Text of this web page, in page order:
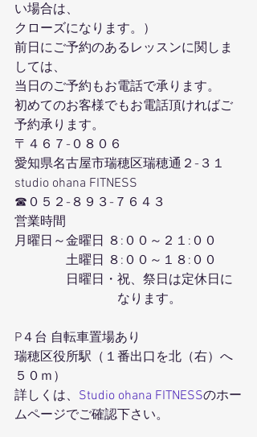
い場合は、
クローズになります。）
前日にご予約のあるレッスンに関しま
しては、
当日のご予約もお電話で承ります。
初めてのお客様でもお電話頂ければご
予約承ります。
〒４６７-０８０６
愛知県名古屋市瑞穂区瑞穂通２-３１
studio ohana FITNESS
☎０５２-８９３-７６４３
営業時間
月曜日～金曜日 ８:００～２１:００
土曜日 ８:００～１８:００
日曜日・祝、祭日は定休日に
なります。
P４台 自転車置場あり
瑞穂区役所駅（１番出口を北（右）へ
５０ｍ）
詳しくは、 Studio ohana FITNESSのホー
ムページでご確認下さい。